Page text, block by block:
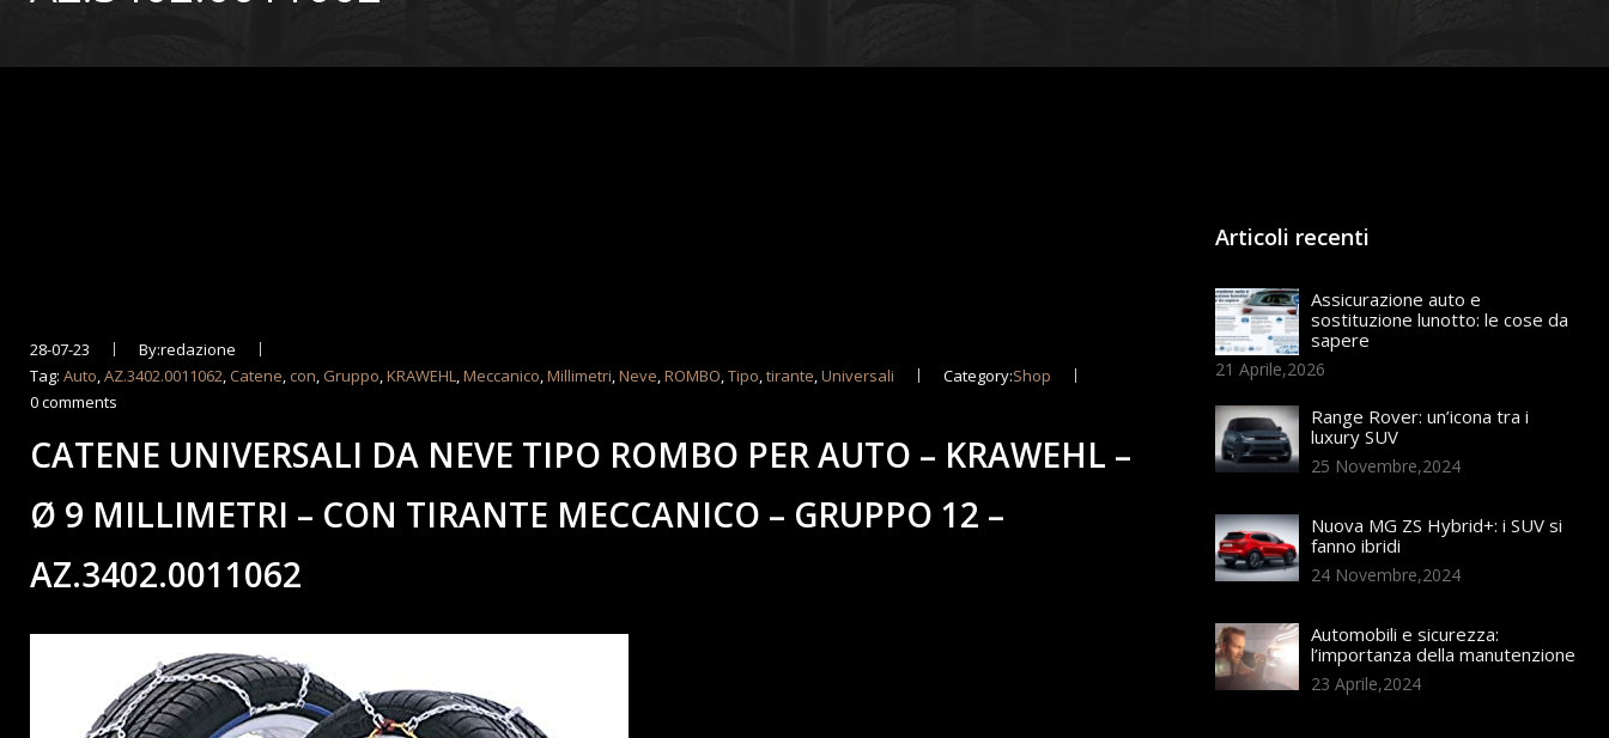
28-07-23
By:redazione
Tag:Auto,AZ.3402.0011062, Catene, con, Gruppo,KRAWEHL,Meccanico,Millimetri,Neve,ROMBO,Tipo,tirante,Universali Category:Shop
0 comments
CATENE UNIVERSALI DA NEVE TIPO ROMBO PER AUTO – KRAWEHL –
Ø 9 MILLIMETRI – CON TIRANTE MECCANICO – GRUPPO 12 –
AZ.3402.0011062
Articoli recenti
Assicurazione auto e
sostituzione lunotto: le cose da
sapere
21 Aprile,2026
Range Rover: un’icona tra i
luxury SUV
25 Novembre,2024
Nuova MG ZS Hybrid+: i SUV si
fanno ibridi
24 Novembre,2024
Automobili e sicurezza:
l’importanza della manutenzione
23 Aprile,2024